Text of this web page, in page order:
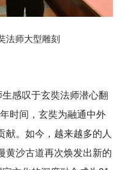
法师大型雕刻
生感叹于玄奘法师潜心翻
时间，玄奘为融通中外
献。如今，越来越多的人
黄沙古道再次焕发出新的